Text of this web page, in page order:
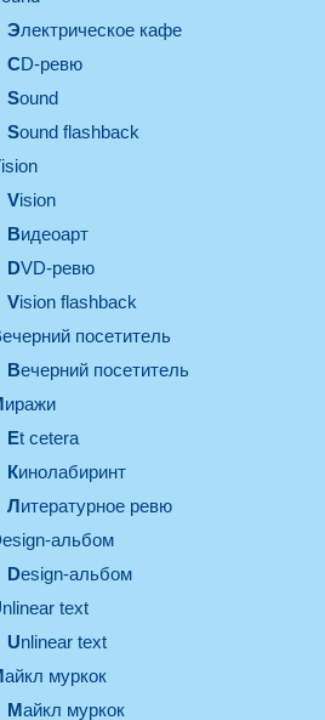
электрическое кафе
CD-ревю
sound
Sound flashback
vision
vision
видеоарт
DVD-ревю
Vision flashback
вечерний посетитель
вечерний посетитель
миражи
et cetera
кинолабиринт
литературное ревю
design-альбом
design-альбом
unlinear text
Unlinear text
майкл муркок
майкл муркок